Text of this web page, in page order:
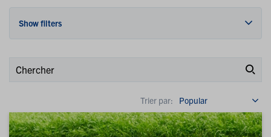
Show filters
Trier par: